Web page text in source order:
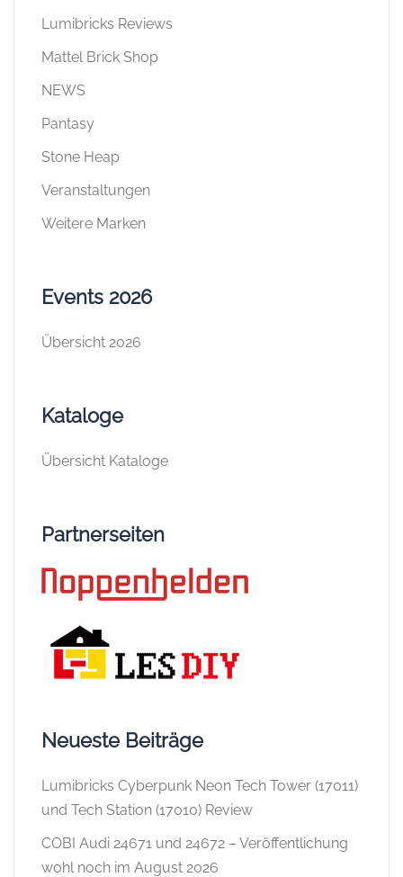
Lumibricks Reviews
Mattel Brick Shop
NEWS
Pantasy
Stone Heap
Veranstaltungen
Weitere Marken
Events 2026
Übersicht 2026
Kataloge
Übersicht Kataloge
Partnerseiten
Neueste Beiträge
Lumibricks Cyberpunk Neon Tech Tower (17011)
und Tech Station (17010) Review
COBI Audi 24671 und 24672 – Veröffentlichung
wohl noch im August 2026